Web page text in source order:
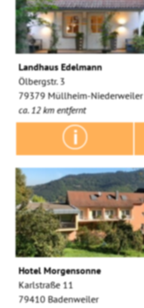
Landhaus Edelmann
Ölbergstr. 3
79379 Müllheim-Niederweiler
ca. 12 km entfernt
Hotel Morgensonne
Karlstraße 11
79410 Badenweiler